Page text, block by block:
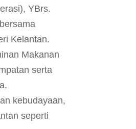
YBrs.
Kelantan.
Makanan
serta
kebudayaan,
seperti